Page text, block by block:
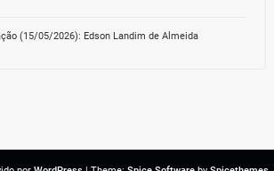
(15/05/2026): Edson Landim de Almeida